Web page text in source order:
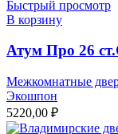
Быстрый просмотр
В корзину
Атум Про 26
Межкомнатные
Экошпон
5220,00 ₽